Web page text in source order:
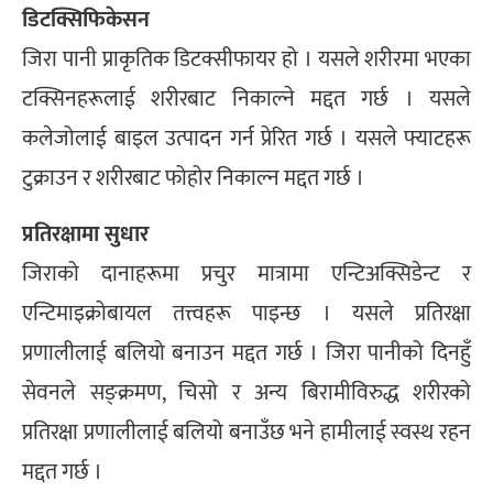
डिटक्सिफिकेसन
जिरा पानी प्राकृतिक डिटक्सीफायर हो । यसले शरीरमा भएका
टक्सिनहरूलाई शरीरबाट निकाल्ने मद्दत गर्छ । यसले
कलेजोलाई बाइल उत्पादन गर्न प्रेरित गर्छ । यसले फ्याटहरू
टुक्राउन र शरीरबाट फोहोर निकाल्न मद्दत गर्छ ।
प्रतिरक्षामा सुधार
जिराको दानाहरूमा प्रचुर मात्रामा एन्टिअक्सिडेन्ट र
एन्टिमाइक्रोबायल तत्त्वहरू पाइन्छ । यसले प्रतिरक्षा
प्रणालीलाई बलियो बनाउन मद्दत गर्छ । जिरा पानीको दिनहुँ
सेवनले सङ्क्रमण, चिसो र अन्य बिरामीविरुद्ध शरीरको
प्रतिरक्षा प्रणालीलाई बलियो बनाउँछ भने हामीलाई स्वस्थ रहन
मद्दत गर्छ ।